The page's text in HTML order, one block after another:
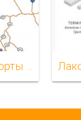
Карта Калифорнии аэропорты рядом с Лос-Анджелесом